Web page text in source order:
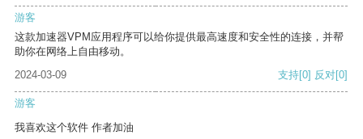
游客
这款加速器VPM应用程序可以给你提供最高速度和安全性的连接，并帮
助你在网络上自由移动。
2024-03-09
支持[0] 反对[0]
游客
我喜欢这个软件 作者加油